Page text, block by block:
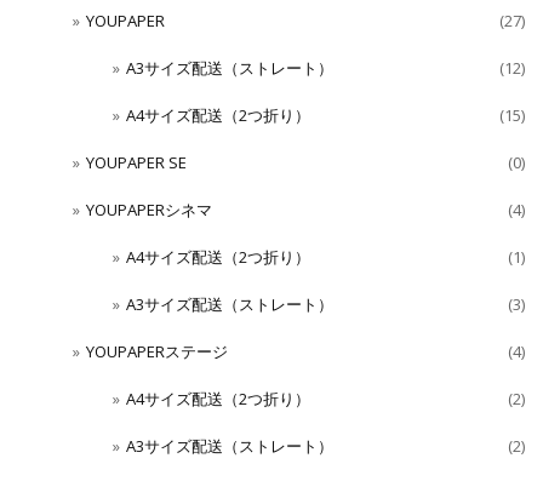
YOUPAPER (27)
A3サイズ配送（ストレート） (12)
A4サイズ配送（2つ折り） (15)
YOUPAPER SE (0)
YOUPAPERシネマ (4)
A4サイズ配送（2つ折り） (1)
A3サイズ配送（ストレート） (3)
YOUPAPERステージ (4)
A4サイズ配送（2つ折り） (2)
A3サイズ配送（ストレート） (2)